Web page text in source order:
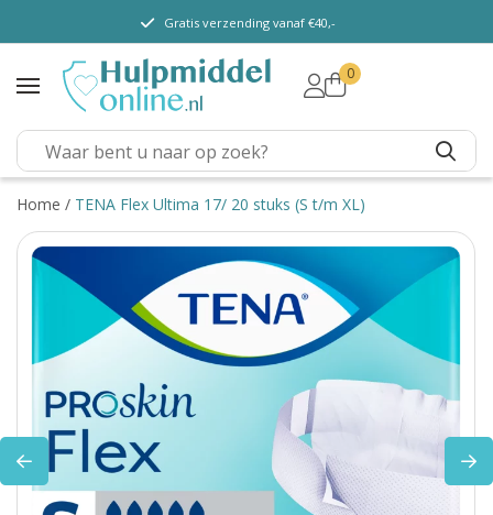
TENA Lady
TENA Men
TENA Pants (m/v)
TENA Flex
TENA Slip
TENA Overig
Dieetvoeding
Verschillende soorten
incontinentie
Kenniscentrum
Abonnement
Gratis verzending vanaf €40,-
0
Home / TENA Flex Ultima 17/ 20 stuks (S t/m XL)